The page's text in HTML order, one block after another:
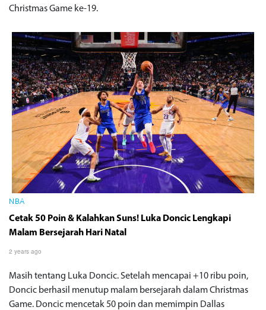
Christmas Game ke-19.
NBA
Cetak 50 Poin & Kalahkan Suns! Luka Doncic Lengkapi
Malam Bersejarah Hari Natal
2 years ago
Masih tentang Luka Doncic. Setelah mencapai +10 ribu poin,
Doncic berhasil menutup malam bersejarah dalam Christmas
Game. Doncic mencetak 50 poin dan memimpin Dallas